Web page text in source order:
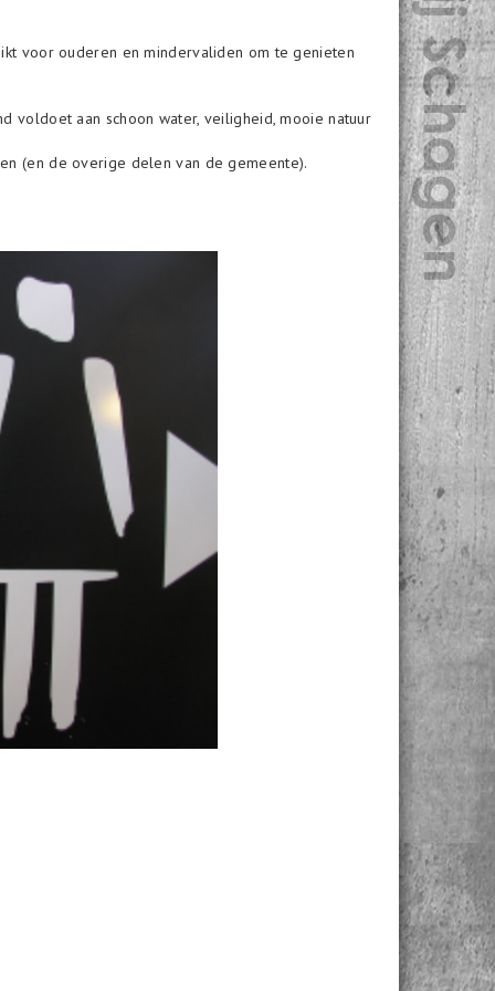
voor ouderen en mindervaliden om te genieten
voldoet aan schoon water, veiligheid, mooie natuur
(en de overige delen van de gemeente).